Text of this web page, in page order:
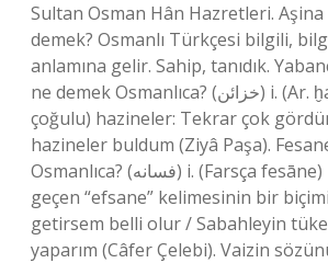
Sultan Osman Hân Hazretleri. Aşina
demek? Osmanlı Türkçesi bilgili,
anlamına gelir. Sahip, tanıdık.
ne demek Osmanlıca? (ﺧﺰﺍﺋﻦ) i. (Ar. ḫazіne, ḫazā’in
çoğulu) hazineler: Tekrar çok
hazineler buldum (Ziyâ Paşa).
Osmanlıca? (ﻓﺴﺎﻧﻪ) i. (Farsça fesāne) Eski metinlerde
geçen “efsane” kelimesinin bir
getirsem belli olur / Sabahleyin
yaparım (Câfer Çelebi). Vaizin